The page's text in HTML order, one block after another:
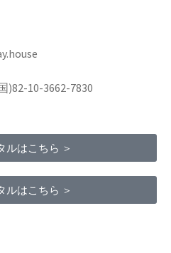
10-3662-7830
ルはこちら ＞
ルはこちら ＞